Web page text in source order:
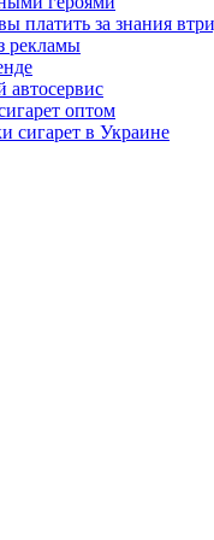
платить за знания
рекламы
оптом
сигарет в Украине